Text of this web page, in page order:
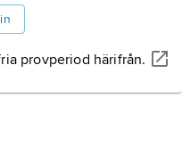
provperiod härifrån.